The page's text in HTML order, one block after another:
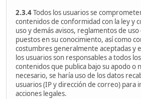
2.3.4Todos los usuarios se
contenidos de conformidad con la ley y
uso y demás avisos, reglamentos de
puestos en su conocimiento, así como
costumbres generalmente aceptadas y
los usuarios son responsables a todos
contenidos que publica bajo su apodo o
necesario, se haría uso de los datos
usuarios (IP y dirección de correo) para
acciones legales.